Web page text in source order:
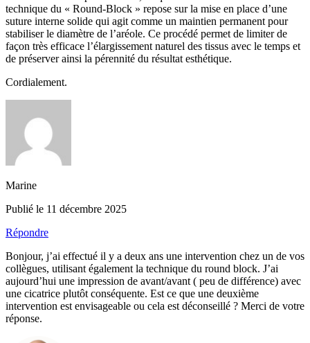
technique du « Round-Block » repose sur la mise en place d’une
suture interne solide qui agit comme un maintien permanent pour
stabiliser le diamètre de l’aréole. Ce procédé permet de limiter de
façon très efficace l’élargissement naturel des tissus avec le temps et
de préserver ainsi la pérennité du résultat esthétique.
Cordialement.
Marine
Publié le 11 décembre 2025
Répondre
Bonjour, j’ai effectué il y a deux ans une intervention chez un de vos
collègues, utilisant également la technique du round block. J’ai
aujourd’hui une impression de avant/avant ( peu de différence) avec
une cicatrice plutôt conséquente. Est ce que une deuxième
intervention est envisageable ou cela est déconseillé ? Merci de votre
réponse.